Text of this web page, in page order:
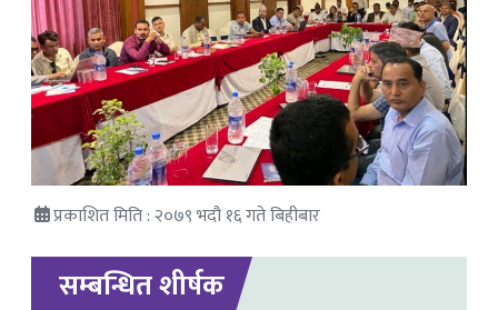
प्रकाशित मिति : २०७९ भदौ १६ गते बिहीबार
सम्बन्धित शीर्षक